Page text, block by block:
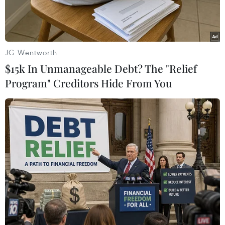
Martino được khen là dũng cảm. (Nguồn: AP)
Trong một bài bình luận được rút tít như trên
đăng trên tờ Sport, nữ ký giả Danae Boronat đã
ca ngợi sự dũng cảm của "Tata" Martino khi để
cả Lionel Messi và Neymar ngồi trên băng ghế
dự bị trong trận “chung kết lượt đi của Liga”
JG Wentworth
$15k In Unmanageable Debt? The "Relief
Program" Creditors Hide From You